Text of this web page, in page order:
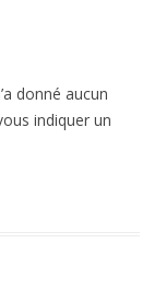
donné aucun
indiquer un